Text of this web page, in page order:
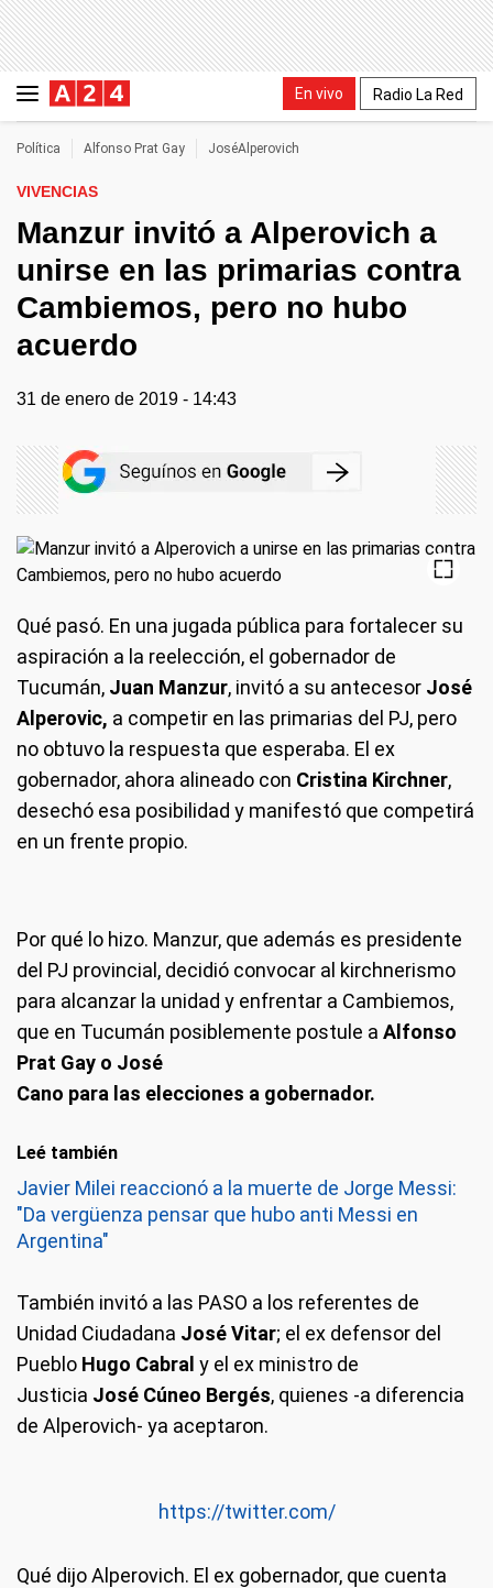
En vivo Radio La Red
Política Alfonso Prat Gay JoséAlperovich
VIVENCIAS
Manzur invitó a Alperovich a
unirse en las primarias contra
Cambiemos, pero no hubo
acuerdo
31 de enero de 2019 - 14:43
Qué pasó. En una jugada pública para fortalecer su
aspiración a la reelección, el gobernador de
Tucumán, Juan Manzur, invitó a su antecesor José
Alperovic, a competir en las primarias del PJ, pero
no obtuvo la respuesta que esperaba. El ex
gobernador, ahora alineado con Cristina Kirchner,
desechó esa posibilidad y manifestó que competirá
en un frente propio.
Por qué lo hizo. Manzur, que además es presidente
del PJ provincial, decidió convocar al kirchnerismo
para alcanzar la unidad y enfrentar a Cambiemos,
que en Tucumán posiblemente postule a Alfonso
Prat Gay o José
Cano para las elecciones a gobernador.
Leé también
Javier Milei reaccionó a la muerte de Jorge Messi:
"Da vergüenza pensar que hubo anti Messi en
Argentina"
También invitó a las PASO a los referentes de
Unidad Ciudadana José Vitar; el ex defensor del
Pueblo Hugo Cabral y el ex ministro de
Justicia José Cúneo Bergés, quienes -a diferencia
de Alperovich- ya aceptaron.
https://twitter.com/
Qué dijo Alperovich. El ex gobernador, que cuenta